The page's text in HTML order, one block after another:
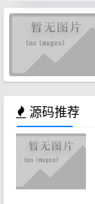
源码推荐